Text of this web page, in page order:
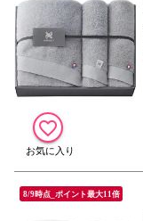
8/9時点_ポイント最大11倍